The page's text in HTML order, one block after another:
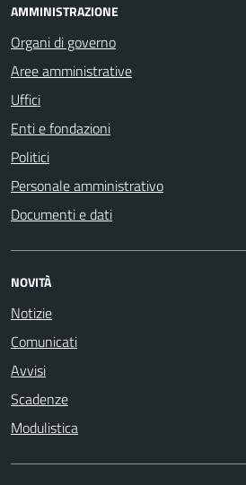
AMMINISTRAZIONE
Organi di governo
Aree amministrative
Uffici
Enti e fondazioni
Politici
Personale amministrativo
Documenti e dati
NOVITÀ
Notizie
Comunicati
Avvisi
Scadenze
Modulistica